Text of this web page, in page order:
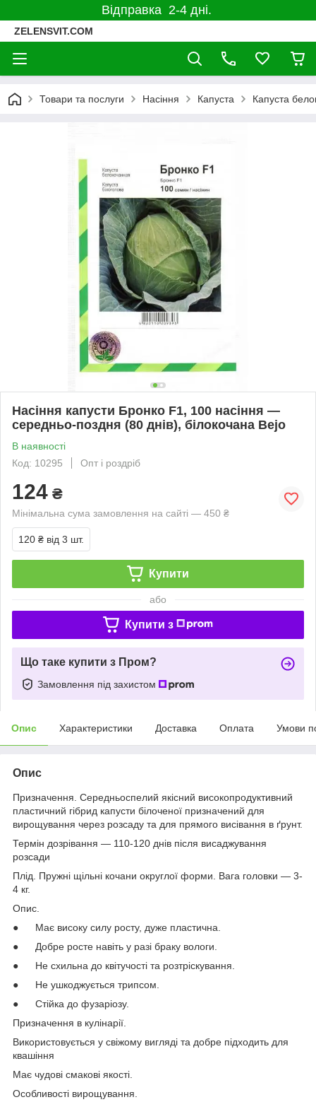
Відправка 2-4 дні.
ZELENSVIT.COM
Товари та послуги Насіння Капуста Капуста
Насіння капусти Бронко F1, 100 насіння —
середньо-поздня (80 днів), білокочана Bejo
В наявності
Код: 10295
Опт і роздріб
124 ₴
Мінімальна сума замовлення на сайті — 450 ₴
120 ₴ від 3 шт.
Купити
або
Купити з
Що таке купити з Пром?
Замовлення під захистом
Опис Характеристики Доставка Оплата Умови
Опис
Призначення. Середньоспелий якісний високопродуктивний
пластичний гібрид капусти білоченої призначений для
вирощування через розсаду та для прямого висівання в ґрунт.
Термін дозрівання — 110-120 днів після висаджування
розсади
Плід. Пружні щільні кочани округлої форми. Вага головки — 3-
4 кг.
Опис.
● Має високу силу росту, дуже пластична.
● Добре росте навіть у разі браку вологи.
● Не схильна до квітучості та розтріскування.
● Не ушкоджується трипсом.
● Стійка до фузаріозу.
Призначення в кулінарії.
Використовується у свіжому вигляді та добре підходить для
квашіння
Має чудові смакові якості.
Особливості вирощування.